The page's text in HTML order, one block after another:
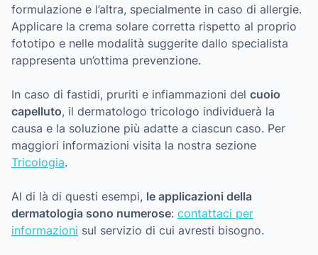
formulazione e l’altra, specialmente in caso di allergie.
Applicare la crema solare corretta rispetto al proprio
fototipo e nelle modalità suggerite dallo specialista
rappresenta un’ottima prevenzione.
In caso di fastidi, pruriti e infiammazioni del cuoio
capelluto, il dermatologo tricologo individuerà la
causa e la soluzione più adatte a ciascun caso. Per
maggiori informazioni visita la nostra sezione
Tricologia.
Al di là di questi esempi, le applicazioni della
dermatologia sono numerose: contattaci per
informazioni sul servizio di cui avresti bisogno.